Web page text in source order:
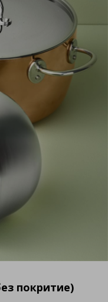
покритие)